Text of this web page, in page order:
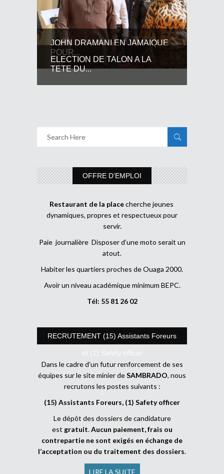
JOHN DRAMANI EN JAMAIQUE
POUR...
ELECTION DE TALON A LA
TETE DU...
OFFRE D’EMPLOI
Restaurant de la placecherche jeunes
dynamiques, propres et respectueux pour
servir.
Paie journalière Disposer d’une moto serait un
atout.
Habiter les quartiers proches de Ouaga 2000.
Avoir un niveau académique minimum BEPC.
Tél: 55 81 26 02
RECRUTEMENT (15) Assistants Foreurs
et (1) Safety officer
Dans le cadre d’un futur renforcement de ses
équipes sur le site minier deSAMBRADO, nous
recrutons les postes suivants :
(15) Assistants Foreurs, (1) Safety officer
Le dépôt des dossiers de candidature
est gratuit.Aucun paiement, frais ou
contrepartie ne sont exigés en échange de
l’acceptation ou du traitement des dossiers.
LIRE LA SUITE